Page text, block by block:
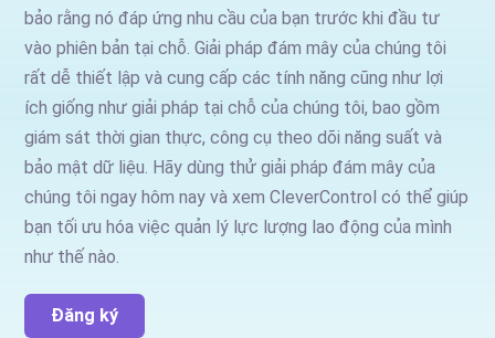
bảo rằng nó đáp ứng nhu cầu của bạn trước khi đầu tư
vào phiên bản tại chỗ. Giải pháp đám mây của chúng tôi
rất dễ thiết lập và cung cấp các tính năng cũng như lợi
ích giống như giải pháp tại chỗ của chúng tôi, bao gồm
giám sát thời gian thực, công cụ theo dõi năng suất và
bảo mật dữ liệu. Hãy dùng thử giải pháp đám mây của
chúng tôi ngay hôm nay và xem CleverControl có thể giúp
bạn tối ưu hóa việc quản lý lực lượng lao động của mình
như thế nào.
Đăng ký